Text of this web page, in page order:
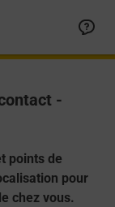
-
points de
pour
chez vous.